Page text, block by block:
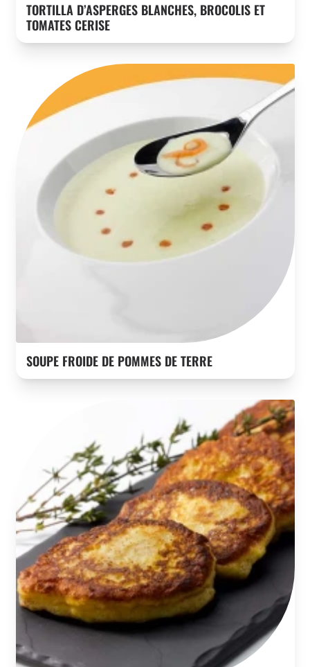
TORTILLA D’ASPERGES BLANCHES, BROCOLIS ET
TOMATES CERISE
SOUPE FROIDE DE POMMES DE TERRE